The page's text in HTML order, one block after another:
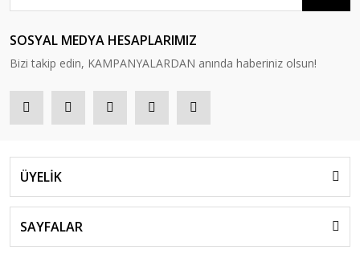
SOSYAL MEDYA HESAPLARIMIZ
Bizi takip edin, KAMPANYALARDAN anında haberiniz olsun!
ÜYELİK
SAYFALAR